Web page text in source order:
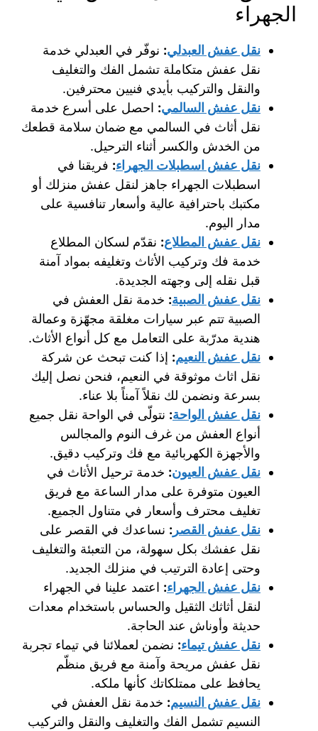
الجهراء
نقل عفش العبدلي: نوفّر في العبدلي خدمة
نقل عفش متكاملة تشمل الفك والتغليف
والنقل والتركيب بأيدي فنيين محترفين.
نقل عفش السالمي: احصل على أسرع خدمة
نقل أثاث في السالمي مع ضمان سلامة قطعك
من الخدش والكسر أثناء الترحيل.
نقل عفش اسطبلات الجهراء: فريقنا في
اسطبلات الجهراء جاهز لنقل عفش منزلك أو
مكتبك باحترافية عالية وأسعار تنافسية على
مدار اليوم.
نقل عفش المطلاع: نقدّم لسكان المطلاع
خدمة فك وتركيب الأثاث وتغليفه بمواد آمنة
قبل نقله إلى وجهته الجديدة.
نقل عفش الصبية: خدمة نقل العفش في
الصبية تتم عبر سيارات مغلقة مجهّزة وعمالة
هندية مدرّبة على التعامل مع كل أنواع الأثاث.
نقل عفش النعيم: إذا كنت تبحث عن شركة
نقل اثاث موثوقة في النعيم، فنحن نصل إليك
بسرعة ونضمن لك نقلاً آمناً بلا عناء.
نقل عفش الواحة: نتولّى في الواحة نقل جميع
أنواع العفش من غرف النوم والمجالس
والأجهزة الكهربائية مع فك وتركيب دقيق.
نقل عفش العيون: خدمة ترحيل الأثاث في
العيون متوفرة على مدار الساعة مع فريق
تغليف محترف وأسعار في متناول الجميع.
نقل عفش القصر : نساعدك في القصر على
نقل عفشك بكل سهولة، من التعبئة والتغليف
وحتى إعادة الترتيب في منزلك الجديد.
نقل عفش الجهراء: اعتمد علينا في الجهراء
لنقل أثاثك الثقيل والحساس باستخدام معدات
حديثة وأوناش عند الحاجة.
نقل عفش تيماء: نضمن لعملائنا في تيماء تجربة
نقل عفش مريحة وآمنة مع فريق منظّم
يحافظ على ممتلكاتك كأنها ملكه.
نقل عفش النسيم: خدمة نقل العفش في
النسيم تشمل الفك والتغليف والنقل والتركيب